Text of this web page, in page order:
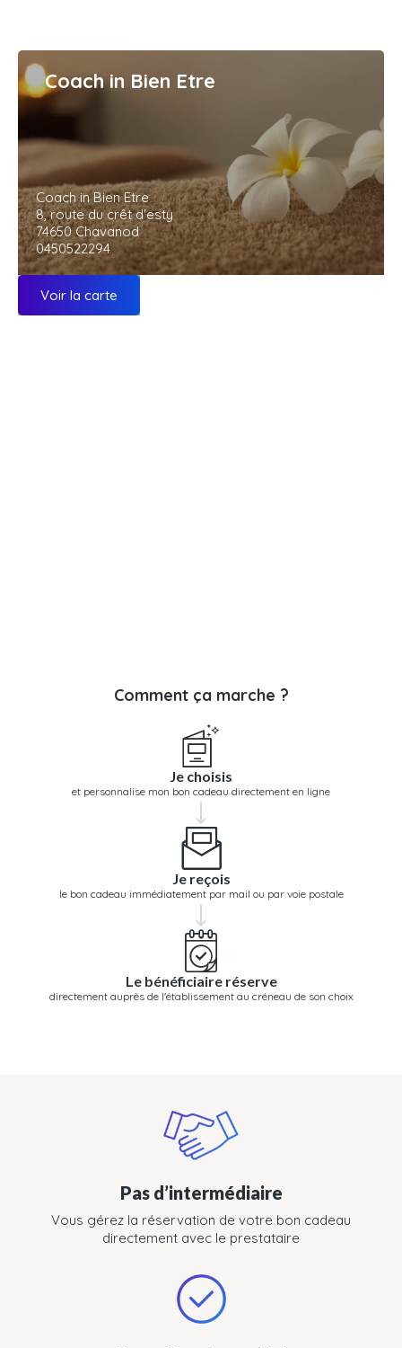
Coach in Bien Etre
Coach in Bien Etre
8, route du crêt d'esty
74650 Chavanod
0450522294
Voir la carte
Comment ça marche ?
Je choisis
et personnalise mon bon cadeau directement en ligne
Je reçois
le bon cadeau immédiatement par mail ou par voie postale
Le bénéficiaire réserve
directement auprès de l'établissement au créneau de son choix
Pas d’intermédiaire
Vous gérez la réservation de votre bon cadeau
directement avec le prestataire